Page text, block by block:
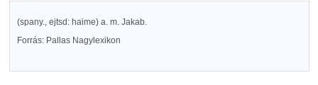
(spany., ejtsd: haime) a. m. Jakab.
Forrás: Pallas Nagylexikon